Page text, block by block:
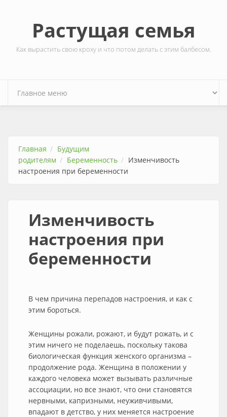
Растущая семья
Как вырастить свою кроху и что потом делать с этим балбесом.
Главная
Будущим
родителям
Беременность
Изменчивость
настроения при беременности
Изменчивость
настроения при
беременности
В чем причина перепадов настроения, и как с
этим бороться.
Женщины рожали, рожают, и будут рожать, и с
этим ничего не поделаешь, поскольку такова
биологическая функция женского организма –
продолжение рода. Женщина в положении у
каждого человека может вызывать различные
ассоциации, но все знают, что они становятся
нервными, капризными, неуживчивыми,
впадают в детство, у них меняется настроение